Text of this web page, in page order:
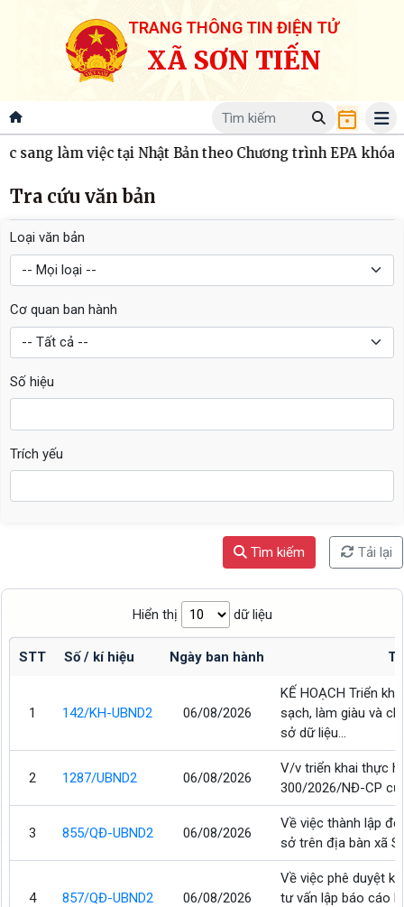
TRANG THÔNG TIN ĐIỆN TỬ
XÃ SƠN TIẾN
làm việc tại Nhật Bản theo Chương trình EPA khóa 15
Tra cứu văn bản
Loại văn bản
Cơ quan ban hành
Số hiệu
Trích yếu
Tìm kiếm Tải lại
Hiển thị dữ liệu
STT Số / kí hiệu Ngày ban hành
1 142/KH-UBND2 06/08/2026
KẾ HOẠCH Triển
sạch, làm giàu và
sở dữ liệu...
2 1287/UBND2 06/08/2026
V/v triển khai thực
300/2026/NĐ-CP
3 855/QĐ-UBND2 06/08/2026
Về việc thành lập
sở trên địa bàn xã
4 857/QĐ-UBND2 06/08/2026
Về việc phê duyệt
tư vấn lập báo cáo